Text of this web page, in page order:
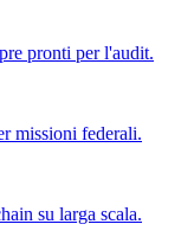
pronti per l'audit.
missioni federali.
su larga scala.